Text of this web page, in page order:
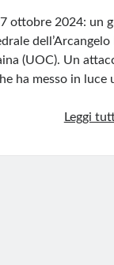
ottobre 2024: un
(UOC). Un
ha messo in
Leggi